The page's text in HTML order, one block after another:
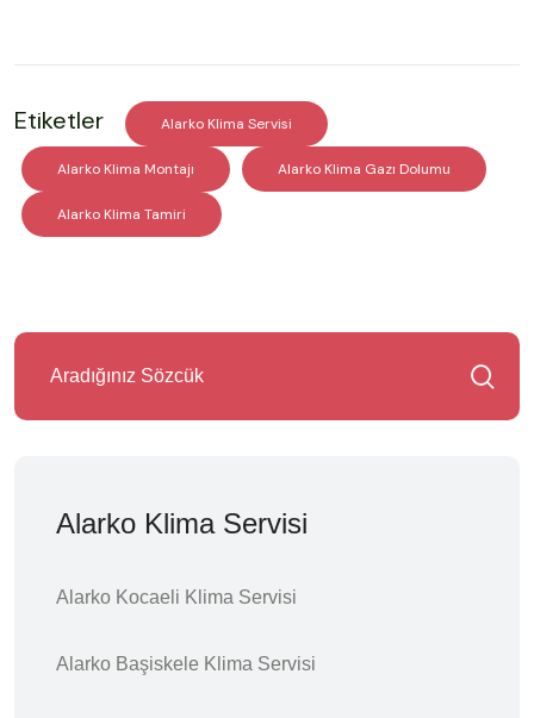
Etiketler Alarko Klima Servisi
Alarko Klima Montajı Alarko Klima Gazı Dolumu
Alarko Klima Tamiri
Alarko Klima Servisi
Alarko Kocaeli Klima Servisi
Alarko Başiskele Klima Servisi